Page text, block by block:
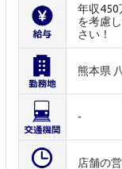
年収450
を考慮
さい！
熊本県
-
店舗の